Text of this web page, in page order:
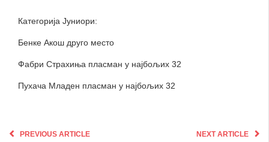
Категорија Јуниори:
Бенке Акош друго место
Фабри Страхиња пласман у најбољих 32
Пухача Младен пласман у најбољих 32
PREVIOUS ARTICLE NEXT ARTICLE